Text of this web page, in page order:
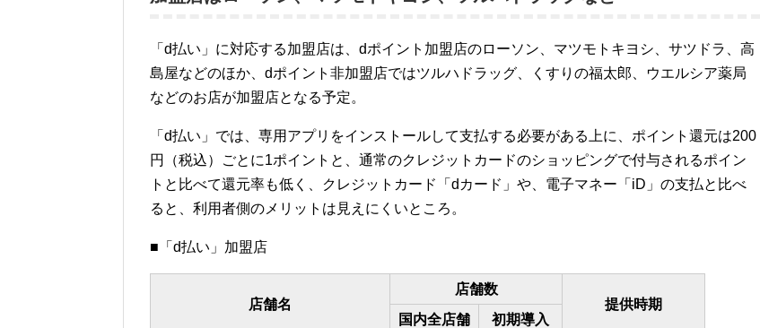
「d払い」に対応する加盟店は、dポイント加盟店のローソン、マツモトキヨシ、サツドラ、高
島屋などのほか、dポイント非加盟店ではツルハドラッグ、くすりの福太郎、ウエルシア薬局
などのお店が加盟店となる予定。
「d払い」では、専用アプリをインストールして支払する必要がある上に、ポイント還元は200
円（税込）ごとに1ポイントと、通常のクレジットカードのショッピングで付与されるポイン
トと比べて還元率も低く、クレジットカード「dカード」や、電子マネー「iD」の支払と比べ
ると、利用者側のメリットは見えにくいところ。
■「d払い」加盟店
店舗名
店舗数
提供時期
国内全店舗
初期導入